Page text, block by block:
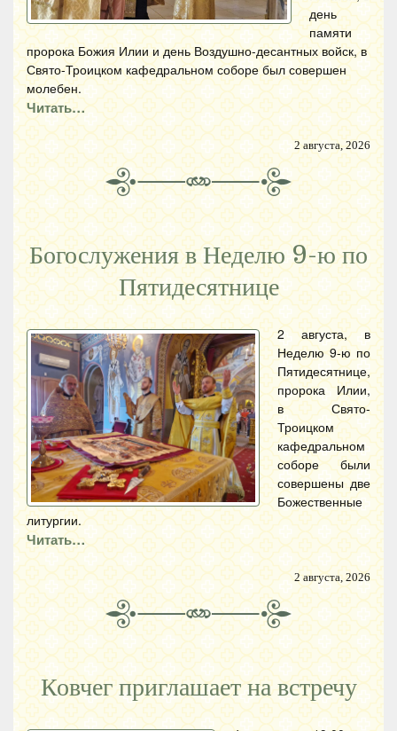
день
памяти
пророка Божия Илии и день Воздушно-десантных войск, в
Свято-Троицком кафедральном соборе был совершен
молебен.
Читать…
2 августа, 2026
Богослужения в Неделю 9-ю по
Пятидесятнице
2 августа, в
Неделю 9-ю по
Пятидесятнице,
пророка Илии,
в Свято-
Троицком
кафедральном
соборе были
совершены две
Божественные
литургии.
Читать…
2 августа, 2026
Ковчег приглашает на встречу